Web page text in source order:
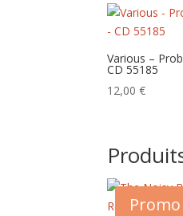
Various –
CD 55185
12,00€
Promo